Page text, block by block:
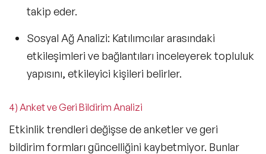
takip eder.
Sosyal Ağ Analizi: Katılımcılar arasındaki
etkileşimleri ve bağlantıları inceleyerek topluluk
yapısını, etkileyici kişileri belirler.
4) Anket ve Geri Bildirim Analizi
Etkinlik trendleri değişse de anketler ve geri
bildirim formları güncelliğini kaybetmiyor. Bunlar